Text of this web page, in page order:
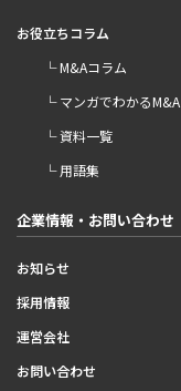
お役立ちコラム
└ M&Aコラム
└ マンガでわかるM&A
└ 資料一覧
└ 用語集
企業情報・お問い合わせ
お知らせ
採用情報
運営会社
お問い合わせ